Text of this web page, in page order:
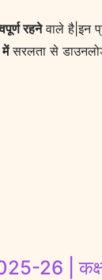
रहनेवाले है|इन
सरलता से
| कक्षा